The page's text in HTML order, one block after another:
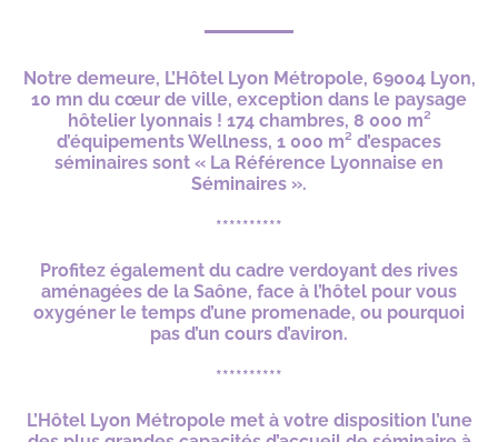
Notre demeure, L’Hôtel Lyon Métropole, 69004 Lyon,
10 mn du cœur de ville, exception dans le paysage
hôtelier lyonnais ! 174 chambres, 8 000 m²
d’équipements Wellness, 1 000 m² d’espaces
séminaires sont « La Référence Lyonnaise en
Séminaires ».
**********
Profitez également du cadre verdoyant des rives
aménagées de la Saône, face à l’hôtel pour vous
oxygéner le temps d’une promenade, ou pourquoi
pas d’un cours d’aviron.
**********
L’Hôtel Lyon Métropole met à votre disposition l’une